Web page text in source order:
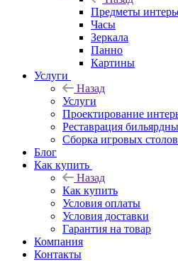
Предметы
Часы
Зеркала
Панно
Картины
Услуги
Назад
Услуги
Проектирование
Реставрация
Сборка игровых
Блог
Как купить
Назад
Как купить
Условия оплаты
Условия доставки
Гарантия на товар
Компания
Контакты